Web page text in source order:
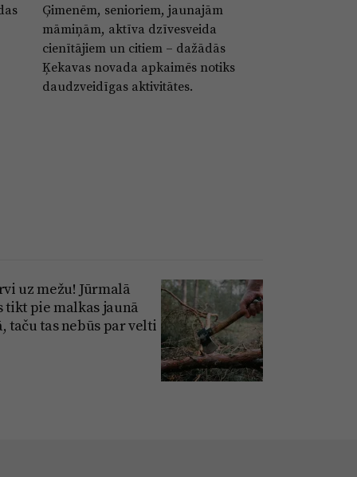
Ģimenēm, senioriem, jaunajām
māmiņām, aktīva dzīvesveida
cienītājiem un citiem – dažādās
Ķekavas novada apkaimēs notiks
daudzveidīgas aktivitātes.
uz mežu! Jūrmalā
tikt pie malkas jaunā
taču tas nebūs par velti